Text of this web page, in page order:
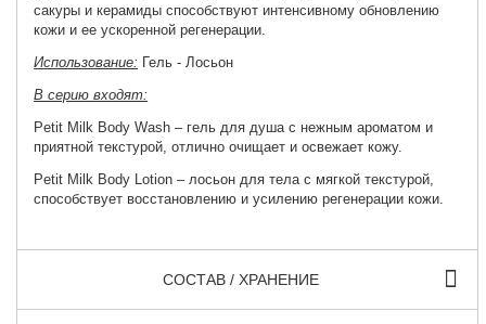
сакуры и керамиды способствуют интенсивному обновлению
кожи и ее ускоренной регенерации.
Использование: Гель - Лосьон
В серию входят:
Petit Milk Body Wash – гель для душа с нежным ароматом и
приятной текстурой, отлично очищает и освежает кожу.
Petit Milk Body Lotion – лосьон для тела с мягкой текстурой,
способствует восстановлению и усилению регенерации кожи.
СОСТАВ / ХРАНЕНИЕ